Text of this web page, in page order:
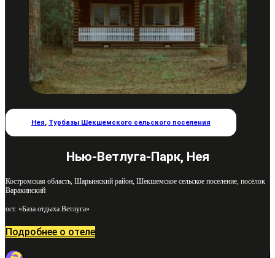
Нея, Турбазы Шекшемского сельского поселения
Нью-Ветлуга-Парк, Нея
Костромская область, Шарьинский район, Шекшемское сельское поселение, посёлок
Варакинский
ост. «База отдыха Ветлуга»
Подробнее о отеле